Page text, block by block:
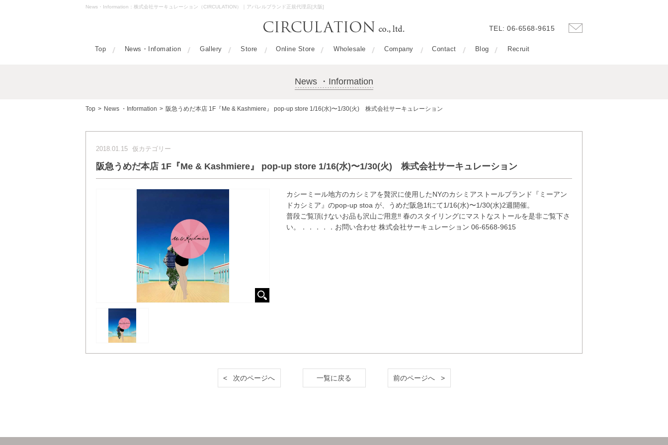
News・Information：株式会社サーキュレーション（CIRCULATION）｜アパレルブランド正規代理店[大阪]
TEL: 06-6568-9615
Top News・Infomation Gallery Store Online Store Wholesale Company Contact Blog Recruit
News ・Information
Top > News ・Information > 阪急うめだ本店 1F『Me & Kashmiere』 pop-up store 1/16(水)〜1/30(火) 株式会社サーキュレーション
2018.01.15 仮カテゴリー
阪急うめだ本店 1F『Me & Kashmiere』 pop-up store 1/16(水)〜1/30(火) 株式会社サーキュレーション
カシーミール地方のカシミアを贅沢に使用したNYのカシミアストールブランド『ミーアン
ドカシミア』のpop-up stoa が、うめだ阪急1fにて1/16(水)〜1/30(水)2週開催。
普段ご覧頂けないお品も沢山ご用意‼︎ 春のスタイリングにマストなストールを是非ご覧下さ
い。．．．．．お問い合わせ 株式会社サーキュレーション 06-6568-9615
< 次のページへ 一覧に戻る 前のページへ >